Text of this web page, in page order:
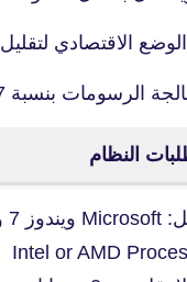
الاقتصادي لتقليل
الرسومات بنسبة 97٪
النظام
Microsoft ويندوز 7 وما فوق